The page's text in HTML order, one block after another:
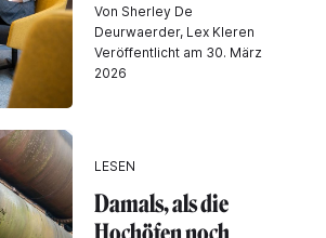
Von Sherley De
Deurwaerder, Lex Kleren
Veröffentlicht am 30. März
2026
LESEN
Damals, als die